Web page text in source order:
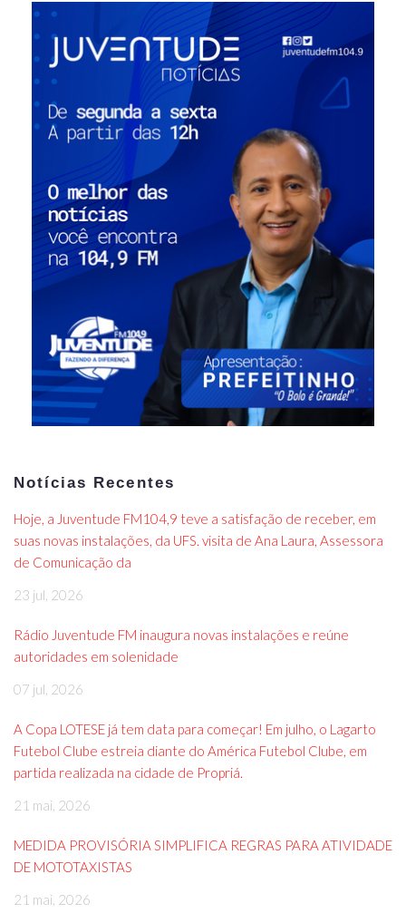
Notícias Recentes
Hoje, a Juventude FM104,9 teve a satisfação de receber, em
suas novas instalações, da UFS. visita de Ana Laura, Assessora
de Comunicação da
23 jul, 2026
Rádio Juventude FM inaugura novas instalações e reúne
autoridades em solenidade
07 jul, 2026
A Copa LOTESE já tem data para começar! Em julho, o Lagarto
Futebol Clube estreia diante do América Futebol Clube, em
partida realizada na cidade de Propriá.
21 mai, 2026
MEDIDA PROVISÓRIA SIMPLIFICA REGRAS PARA ATIVIDADE
DE MOTOTAXISTAS
21 mai, 2026